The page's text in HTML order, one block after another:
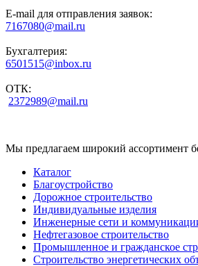
E-mail для отправления заявок:
7167080@mail.ru
Бухгалтерия:
6501515@inbox.ru
ОТК:
2372989@mail.ru
Мы предлагаем широкий ассортимент
Каталог
Благоустройство
Дорожное строительство
Индивидуальные изделия
Инженерные сети и
Нефтегазовое строительство
Промышленное и гражданское
Строительство энергетических